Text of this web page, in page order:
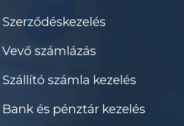
Szerződéskezelés
Vevő számlázás
Szállító számla kezelés
Bank és pénztár kezelés